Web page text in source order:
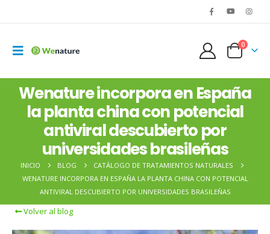
0
Wenature incorpora en España
la planta china con potencial
antiviral descubierto por
universidades brasileñas
INICIO BLOG
CATÁLOGO DE TRATAMIENTOS NATURALES
WENATURE INCORPORA EN ESPAÑA LA PLANTA CHINA CON POTENCIAL
ANTIVIRAL DESCUBIERTO POR UNIVERSIDADES BRASILEÑAS
Volver al blog